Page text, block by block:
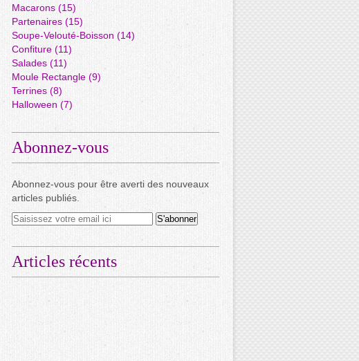
Macarons (15)
Partenaires (15)
Soupe-Velouté-Boisson (14)
Confiture (11)
Salades (11)
Moule Rectangle (9)
Terrines (8)
Halloween (7)
Abonnez-vous
Abonnez-vous pour être averti des nouveaux
articles publiés.
Articles récents